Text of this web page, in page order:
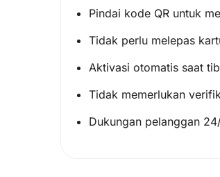
Pindai kode QR untuk
Tidak perlu melepas
Aktivasi otomatis saat
Tidak memerlukan
Dukungan pelanggan